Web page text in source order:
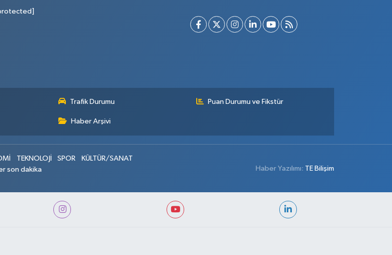
Trafik Durumu Puan Durumu ve Fikstür
Haber Arşivi
TEKNOLOJİ SPOR
KÜLTÜR/SANAT
son dakika Haber Yazılımı: TE Bilişim